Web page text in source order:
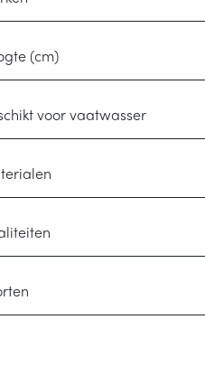
(cm)
voor vaatwasser